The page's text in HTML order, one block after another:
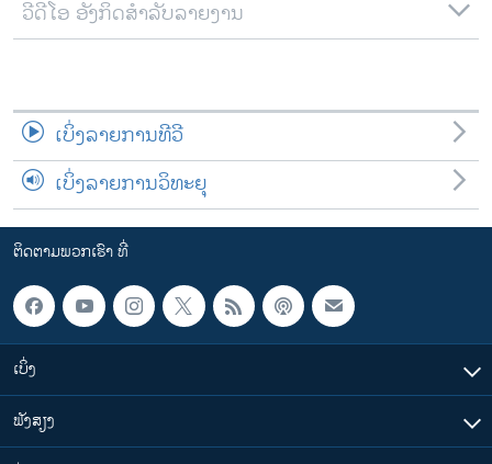
ວີດີໂອ ອັງກິດສຳລັບລາຍງານ
ເບິ່ງລາຍການທີວີ
ເບິ່ງລາຍການວິທະຍຸ
ຕິດຕາມພວກເຮົາ ທີ່
ເບິ່ງ
ຟັງສຽງ